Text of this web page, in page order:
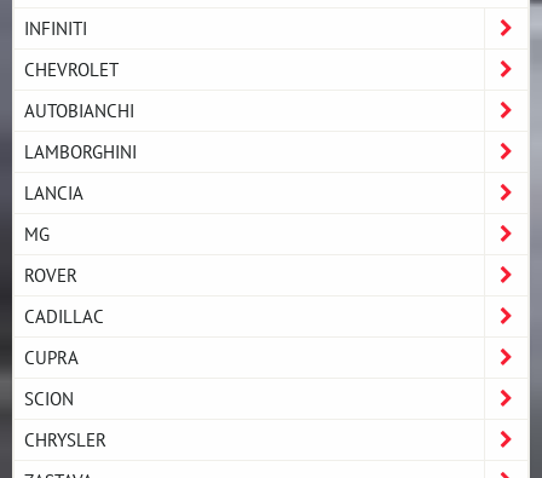
INFINITI
CHEVROLET
AUTOBIANCHI
LAMBORGHINI
LANCIA
MG
ROVER
CADILLAC
CUPRA
SCION
CHRYSLER